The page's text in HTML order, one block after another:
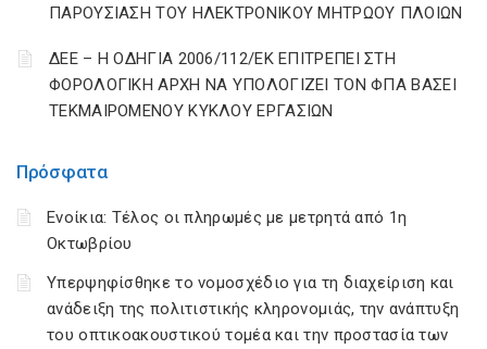
Πρόσφατα
Ενοίκια: Τέλος οι πληρωμές με μετρητά από 1η
Οκτωβρίου
Υπερψηφίσθηκε το νομοσχέδιο για τη διαχείριση και
ανάδειξη της πολιτιστικής κληρονομιάς, την ανάπτυξη
του οπτικοακουστικού τομέα και την προστασία των
ΠΑΡΟΥΣΙΑΣΗ ΤΟΥ ΗΛΕΚΤΡΟΝΙΚΟΥ ΜΗΤΡΩΟΥ ΠΛΟΙΩΝ
ΔΕΕ – Η ΟΔΗΓΙΑ 2006/112/ΕΚ ΕΠΙΤΡΕΠΕΙ ΣΤΗ
ΦΟΡΟΛΟΓΙΚΗ ΑΡΧΗ ΝΑ ΥΠΟΛΟΓΙΖΕΙ ΤΟΝ ΦΠΑ ΒΑΣΕΙ
ΤΕΚΜΑΙΡΟΜΕΝΟΥ ΚΥΚΛΟΥ ΕΡΓΑΣΙΩΝ